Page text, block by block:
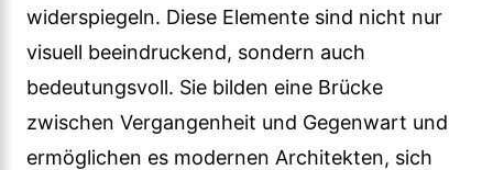
widerspiegeln. Diese Elemente sind nicht nur
visuell beeindruckend, sondern auch
bedeutungsvoll. Sie bilden eine Brücke
zwischen Vergangenheit und Gegenwart und
ermöglichen es modernen Architekten, sich